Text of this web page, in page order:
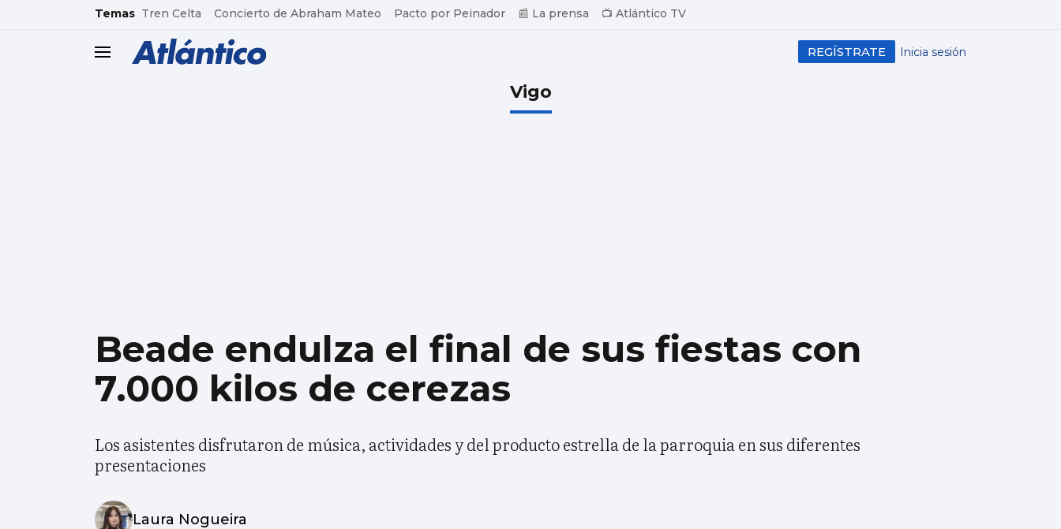
common.go-to-content
Temas Tren Celta Concierto de Abraham Mateo Pacto por Peinador 📰 La prensa 📺 Atlántico TV
header.menu.open Inicia sesión
REGÍSTRATE
Vigo
Beade endulza el final de sus fiestas con
7.000 kilos de cerezas
Los asistentes disfrutaron de música, actividades y del producto estrella de la parroquia en sus diferentes
presentaciones
Laura Nogueira